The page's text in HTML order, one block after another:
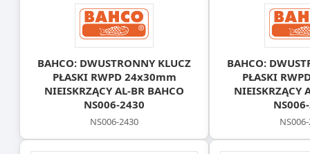
BAHCO: DWUSTRONNY KLUCZ
PŁASKI RWPD 24x30mm
NIEISKRZĄCY AL-BR BAHCO
NS006-2430
NS006-2430
BAHCO:
PŁASKI
NIEISKRZĄCY